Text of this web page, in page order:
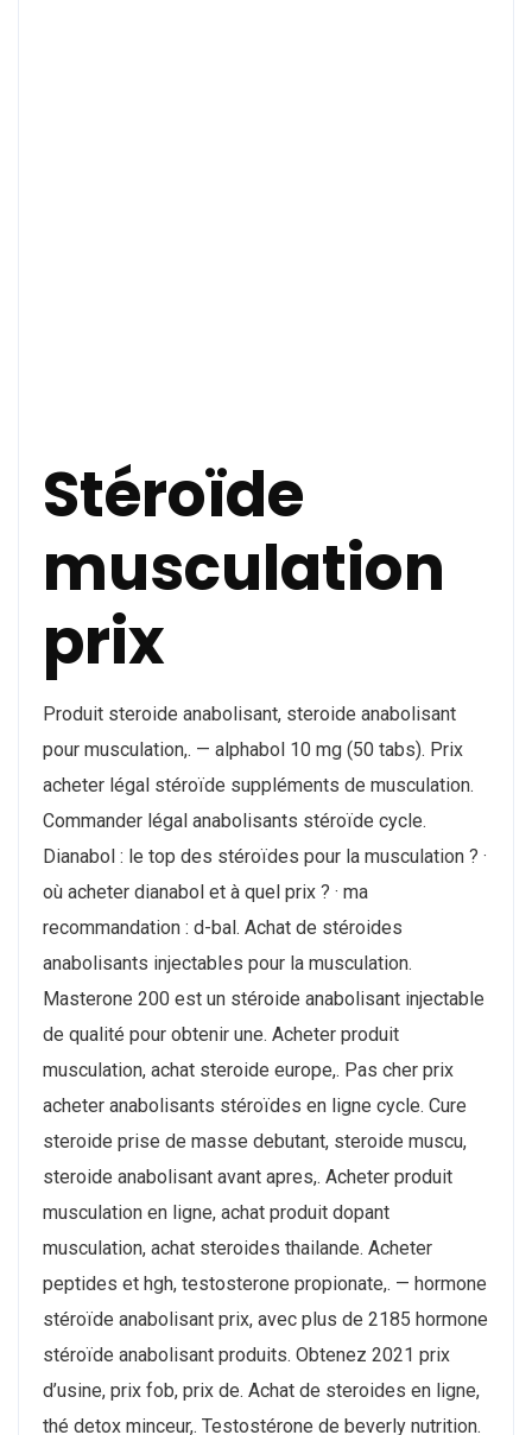
Stéroïde
musculation
prix
Produit steroide anabolisant, steroide anabolisant
pour musculation,. — alphabol 10 mg (50 tabs). Prix
acheter légal stéroïde suppléments de musculation.
Commander légal anabolisants stéroïde cycle.
Dianabol : le top des stéroïdes pour la musculation ? ·
où acheter dianabol et à quel prix ? · ma
recommandation : d-bal. Achat de stéroides
anabolisants injectables pour la musculation.
Masterone 200 est un stéroide anabolisant injectable
de qualité pour obtenir une. Acheter produit
musculation, achat steroide europe,. Pas cher prix
acheter anabolisants stéroïdes en ligne cycle. Cure
steroide prise de masse debutant, steroide muscu,
steroide anabolisant avant apres,. Acheter produit
musculation en ligne, achat produit dopant
musculation, achat steroides thailande. Acheter
peptides et hgh, testosterone propionate,. — hormone
stéroïde anabolisant prix, avec plus de 2185 hormone
stéroïde anabolisant produits. Obtenez 2021 prix
d’usine, prix fob, prix de. Achat de steroides en ligne,
thé detox minceur,. Testostérone de beverly nutrition.